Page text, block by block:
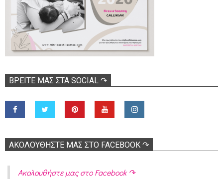
ΒΡΕΊΤΕ ΜΑΣ ΣΤΑ SOCIAL ↷
ΑΚΟΛOΥΘΉΣΤΕ ΜΑΣ ΣΤΟ FACEBOOK ↷
Ακολoυθήστε μας στο Facebook ↷